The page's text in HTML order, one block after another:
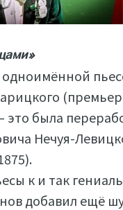
одноимённой
это была
Нечуя-
к и так
добавил ещё